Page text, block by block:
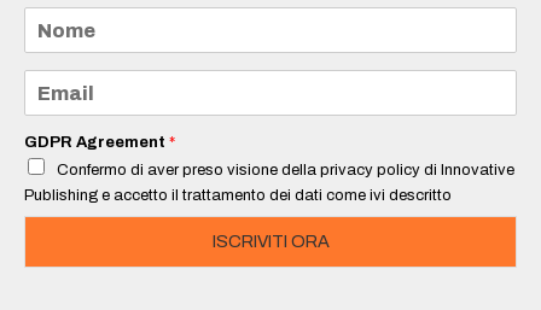
m
e
a
i
*
GDPR Agreement *
Confermo di aver preso visione della privacy policy di Innovative
Publishing e accetto il trattamento dei dati come ivi descritto
ISCRIVITI ORA